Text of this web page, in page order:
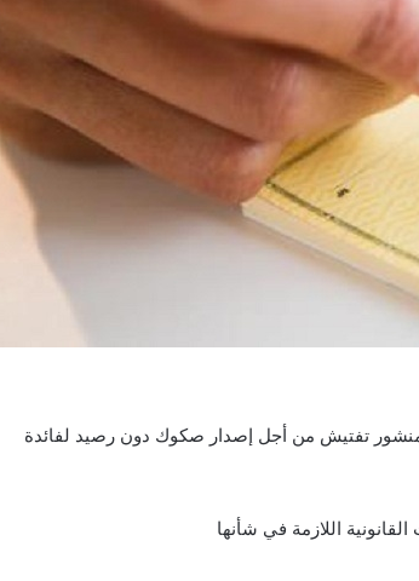
إلقاء القبض على إمرأة مفتش عنها وصادرة في شأنها 22 منشور تفتيش من أجل إصدار صكوك دون رصيد لفائدة
القانونية اللازمة في شأنها